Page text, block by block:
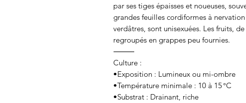
par ses tiges épaisses et noueuses,
grandes feuilles cordiformes à
verdâtres, sont unisexuées. Les fruits,
regroupés en grappes peu fournies.
⸻
Culture :
•Exposition : Lumineux ou mi-ombre
•Température minimale : 10 à 15 °C
•Substrat : Drainant, riche